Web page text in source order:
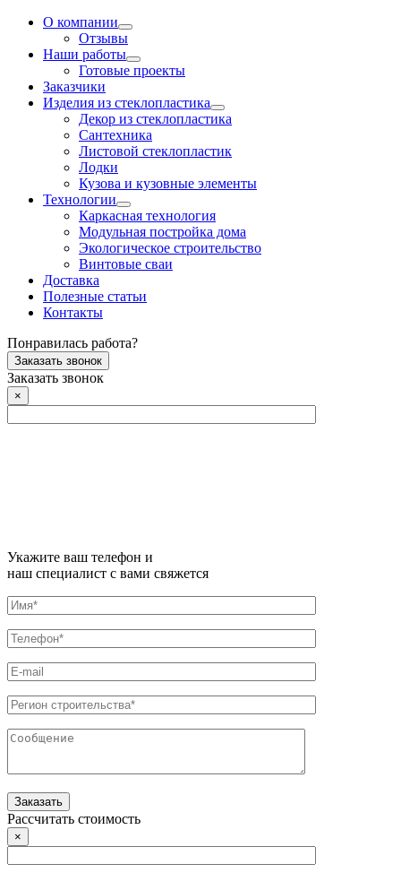
О компании
Отзывы
Наши работы
Готовые проекты
Заказчики
Изделия из стеклопластика
Декор из стеклопластика
Сантехника
Листовой стеклопластик
Лодки
Кузова и кузовные элементы
Технологии
Каркасная технология
Модульная постройка дома
Экологическое строительство
Винтовые сваи
Доставка
Полезные статьи
Контакты
Понравилась работа?
Заказать звонок
Заказать звонок
×
Укажите ваш телефон и
наш специалист с вами свяжется
Рассчитать стоимость
×